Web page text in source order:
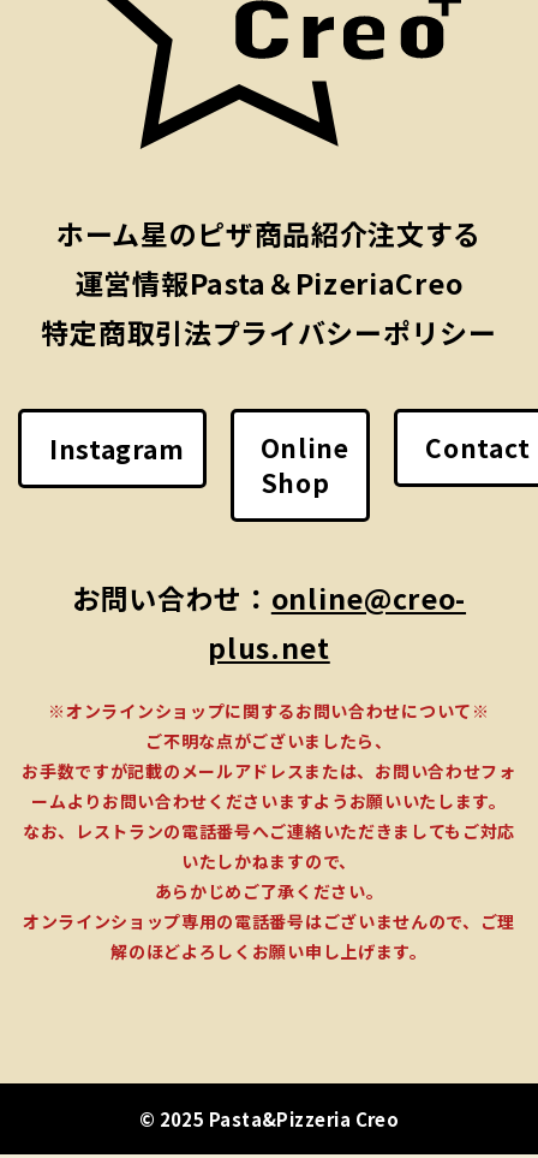
ホーム星のピザ商品紹介注文する
運営情報Pasta＆PizeriaCreo
特定商取引法プライバシーポリシー
Instagram
Online
Shop
Contact
お問い合わせ： online@creo-
plus.net
※オンラインショップに関するお問い合わせについて※
ご不明な点がございましたら、
お手数ですが記載のメールアドレスまたは、お問い合わせフォ
ームよりお問い合わせくださいますようお願いいたします。
なお、レストランの電話番号へご連絡いただきましてもご対応
いたしかねますので、
あらかじめご了承ください。
オンラインショップ専用の電話番号はございませんので、ご理
解のほどよろしくお願い申し上げます。
© 2025 Pasta&Pizzeria Creo